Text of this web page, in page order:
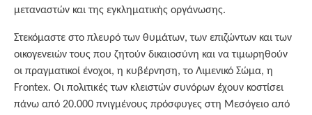
μεταναστών και της εγκληματικής οργάνωσης.
Στεκόμαστε στο πλευρό των θυμάτων, των επιζώντων και των
οικογενειών τους που ζητούν δικαιοσύνη και να τιμωρηθούν
οι πραγματικοί ένοχοι, η κυβέρνηση, το Λιμενικό Σώμα, η
Frontex. Οι πολιτικές των κλειστών συνόρων έχουν κοστίσει
πάνω από 20.000 πνιγμένους πρόσφυγες στη Μεσόγειο από